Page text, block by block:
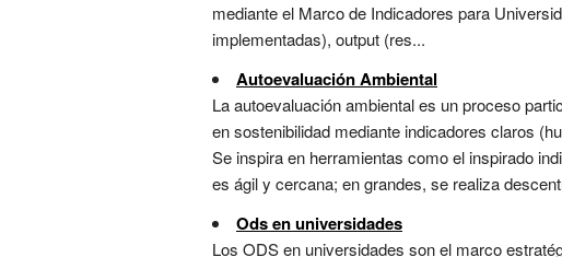
mediante el Marco de Indicadores para
implementadas), output (res...
Autoevaluación Ambiental
La autoevaluación ambiental es un proceso
en sostenibilidad mediante indicadores claros
Se inspira en herramientas como el inspirado
es ágil y cercana; en grandes, se realiza
Ods en universidades
Los ODS en universidades son el marco